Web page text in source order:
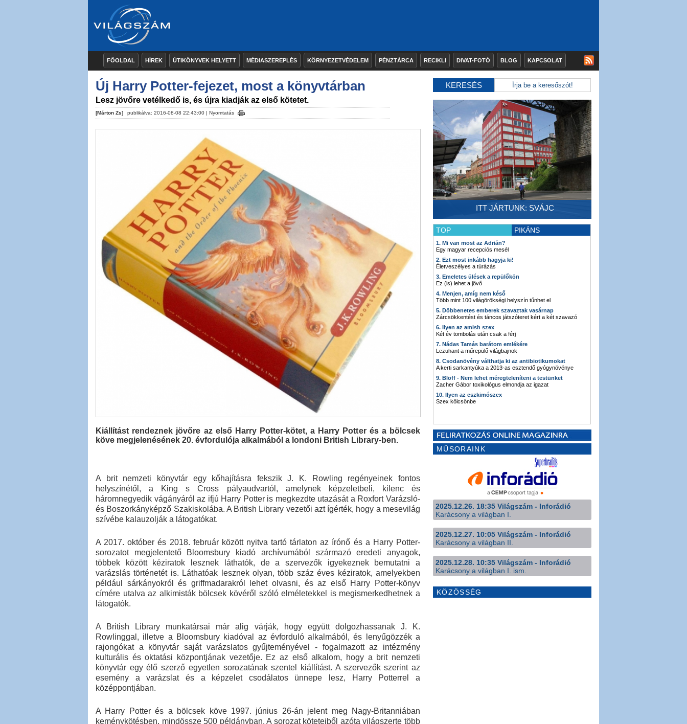
FŐOLDAL HÍREK ÚTIKÖNYVEK HELYETT MÉDIASZEREPLÉS KÖRNYEZETVÉDELEM PÉNZTÁRCA RECIKLI DIVAT-FOTÓ BLOG KAPCSOLAT
Új Harry Potter-fejezet, most a könyvtárban
Lesz jövőre vetélkedő is, és újra kiadják az első kötetet.
[Márton Zs] publikálva: 2016-08-08 22:43:00 | Nyomtatás
Kiállítást rendeznek jövőre az első Harry Potter-kötet, a Harry Potter és a bölcsek
köve megjelenésének 20. évfordulója alkalmából a londoni British Library-ben.
A brit nemzeti könyvtár egy kőhajításra fekszik J. K. Rowling regényeinek fontos
helyszínétől, a King s Cross pályaudvartól, amelynek képzeletbeli, kilenc és
háromnegyedik vágányáról az ifjú Harry Potter is megkezdte utazását a Roxfort Varázsló-
és Boszorkányképző Szakiskolába. A British Library vezetői azt ígérték, hogy a mesevilág
szívébe kalauzolják a látogatókat.
A 2017. október és 2018. február között nyitva tartó tárlaton az írónő és a Harry Potter-
sorozatot megjelentető Bloomsbury kiadó archívumából származó eredeti anyagok,
többek között kéziratok lesznek láthatók, de a szervezők igyekeznek bemutatni a
varázslás történetét is. Láthatóak lesznek olyan, több száz éves kéziratok, amelyekben
például sárkányokról és griffmadarakról lehet olvasni, és az első Harry Potter-könyv
címére utalva az alkimisták bölcsek kövéről szóló elméletekkel is megismerkedhetnek a
látogatók.
A British Library munkatársai már alig várják, hogy együtt dolgozhassanak J. K.
Rowlinggal, illetve a Bloomsbury kiadóval az évforduló alkalmából, és lenyűgözzék a
rajongókat a könyvtár saját varázslatos gyűjteményével - fogalmazott az intézmény
kulturális és oktatási központjának vezetője. Ez az első alkalom, hogy a brit nemzeti
könyvtár egy élő szerző egyetlen sorozatának szentel kiállítást. A szervezők szerint az
esemény a varázslat és a képzelet csodálatos ünnepe lesz, Harry Potterrel a
középpontjában.
A Harry Potter és a bölcsek köve 1997. június 26-án jelent meg Nagy-Britanniában
keménykötésben, mindössze 500 példányban. A sorozat köteteiből azóta világszerte több
KERESÉS
ITT JÁRTUNK: SVÁJC
TOP PIKÁNS
1. Mi van most az Adrián?
Egy magyar recepciós mesél
2. Ezt most inkább hagyja ki!
Életveszélyes a túrázás
3. Emeletes ülések a repülőkön
Ez (is) lehet a jövő
4. Menjen, amíg nem késő
Több mint 100 világörökségi helyszín tűnhet el
5. Döbbenetes emberek szavaztak vasárnap
Zárcsökkentést és táncos játszóteret kért a két szavazó
6. Ilyen az amish szex
Két év tombolás után csak a férj
7. Nádas Tamás barátom emlékére
Lezuhant a műrepülő világbajnok
8. Csodanövény válthatja ki az antibiotikumokat
A kerti sarkantyúka a 2013-as esztendő gyógynövénye
9. Blöff - Nem lehet méregteleníteni a testünket
Zacher Gábor toxikológus elmondja az igazat
10. Ilyen az eszkimószex
Szex kölcsönbe
MŰSORAINK
2025.12.26. 18:35 Világszám - Inforádió
Karácsony a világban I.
2025.12.27. 10:05 Világszám - Inforádió
Karácsony a világban II.
2025.12.28. 10:35 Világszám - Inforádió
Karácsony a világban I. ism.
KÖZÖSSÉG